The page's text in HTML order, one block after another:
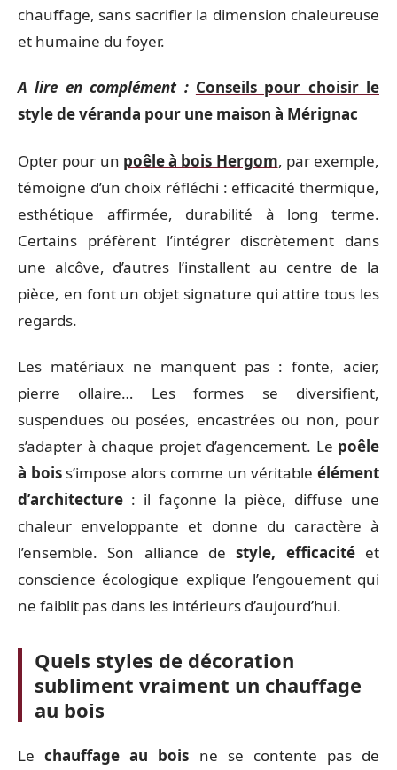
chauffage, sans sacrifier la dimension chaleureuse
et humaine du foyer.
A lire en complément : Conseils pour choisir le
style de véranda pour une maison à Mérignac
Opter pour un poêle à bois Hergom, par exemple,
témoigne d’un choix réfléchi : efficacité thermique,
esthétique affirmée, durabilité à long terme.
Certains préfèrent l’intégrer discrètement dans
une alcôve, d’autres l’installent au centre de la
pièce, en font un objet signature qui attire tous les
regards.
Les matériaux ne manquent pas : fonte, acier,
pierre ollaire… Les formes se diversifient,
suspendues ou posées, encastrées ou non, pour
s’adapter à chaque projet d’agencement. Le poêle
à boiss’impose alors comme un véritableélément
d’architecture : il façonne la pièce, diffuse une
chaleur enveloppante et donne du caractère à
l’ensemble. Son alliance destyle, efficacitéet
conscience écologique explique l’engouement qui
ne faiblit pas dans les intérieurs d’aujourd’hui.
Quels styles de décoration
subliment vraiment un chauffage
au bois
Lechauffage au bois ne se contente pas de